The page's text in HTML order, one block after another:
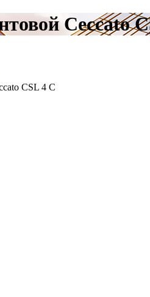
Ceccato
CSL 4 C